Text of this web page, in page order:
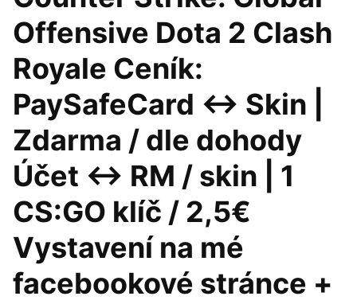
Offensive Dota 2 Clash
Royale Ceník:
PaySafeCard ↔ Skin |
Zdarma / dle dohody
Účet ↔ RM / skin | 1
CS:GO klíč / 2,5€
Vystavení na mé
facebookové stránce +